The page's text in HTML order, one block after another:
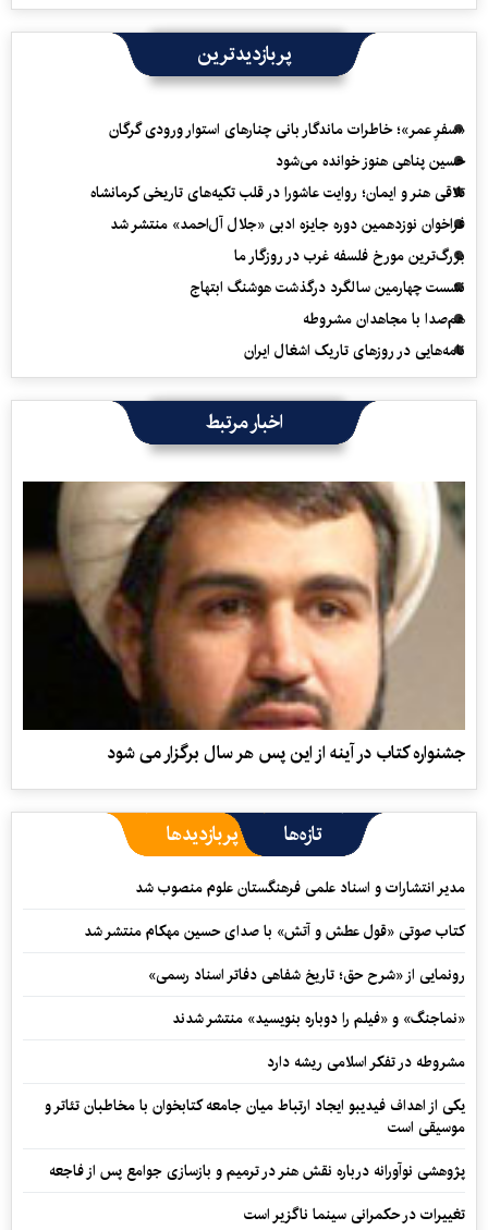
پربازدیدترین
«سفرِ عمر»؛ خاطرات ماندگار بانی چنارهای استوار ورودی گرگان
حسین پناهی هنوز خوانده می‌شود
تلاقی هنر و ایمان؛ روایت عاشورا در قلب تکیه‌های تاریخی کرمانشاه
فراخوان نوزدهمین دوره جایزه ادبی «جلال آل‌احمد» منتشر شد
بزرگ‌ترین مورخ فلسفه غرب در روزگار ما
نشست چهارمین سالگرد درگذشت هوشنگ ابتهاج
هم‌صدا با مجاهدان مشروطه
نامه‌هایی در روزهای تاریک اشغال ایران
اخبار مرتبط
جشنواره کتاب در آینه از این پس هر سال برگزار می شود
تازه‌ها پربازدیدها
مدیر انتشارات و اسناد علمی فرهنگستان علوم منصوب شد
کتاب صوتی «قول عطش و آتش» با صدای حسین مهکام منتشر شد
رونمایی از «شرح حق؛ تاریخ شفاهی دفاتر اسناد رسمی»
«نماجنگ» و «فیلم را دوباره بنویسید» منتشر شدند
مشروطه در تفکر اسلامی ریشه دارد
یکی از اهداف فیدیبو ایجاد ارتباط میان جامعه کتابخوان با مخاطبان تئاتر و
موسیقی است
پژوهشی نوآورانه درباره نقش هنر در ترمیم و بازسازی جوامع پس از فاجعه
تغییرات در حکمرانی سینما ناگزیر است